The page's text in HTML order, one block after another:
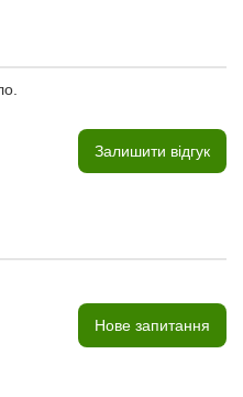
Залишити відгук
Нове запитання